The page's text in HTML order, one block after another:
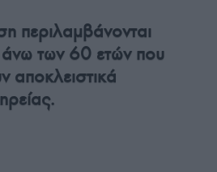
περιλαμβάνονται
άνω των 60 ετών που
αποκλειστικά